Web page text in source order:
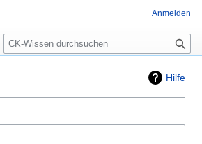
Hilfe
Anmelden
Suche